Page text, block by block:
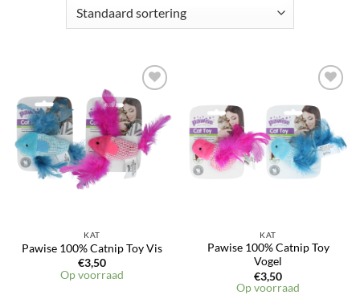
KAT
Pawise 100% Catnip Toy Vis
€3,50
Op voorraad
KAT
Pawise 100% Catnip Toy
Vogel
€3,50
Op voorraad